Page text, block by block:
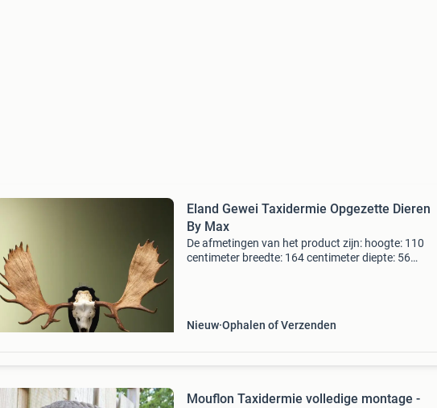
Eland Gewei Taxidermie Opgezette Dieren
By Max
De afmetingen van het product zijn: hoogte: 110
centimeter breedte: 164 centimeter diepte: 56
Nieuw Ophalen of Verzenden
Mouflon Taxidermie volledige montage -